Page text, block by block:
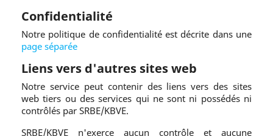
Confidentialité
Notre politique de confidentialité est décrite dans une
page séparée
Liens vers d'autres sites web
Notre service peut contenir des liens vers des sites
web tiers ou des services qui ne sont ni possédés ni
contrôlés par SRBE/KBVE.
SRBE/KBVE n'exerce aucun contrôle et aucune